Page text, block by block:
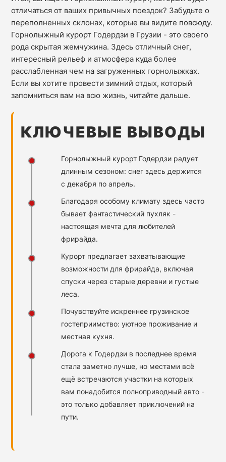
отличаться от ваших привычных поездок? Забудьте о
переполненных склонах, которые вы видите повсюду.
Горнолыжный курорт Годердзи в Грузии - это своего
рода скрытая жемчужина. Здесь отличный снег,
интересный рельеф и атмосфера куда более
расслабленная чем на загруженных горнолыжках.
Если вы хотите провести зимний отдых, который
запомниться вам на всю жизнь, читайте дальше.
КЛЮЧЕВЫЕ ВЫВОДЫ
Горнолыжный курорт Годердзи радует
длинным сезоном: снег здесь держится
с декабря по апрель.
Благодаря особому климату здесь часто
бывает фантастический пухляк -
настоящая мечта для любителей
фрирайда.
Курорт предлагает захватывающие
возможности для фрирайда, включая
спуски через старые деревни и густые
леса.
Почувствуйте искреннее грузинское
гостеприимство: уютное проживание и
местная кухня.
Дорога к Годердзи в последнее время
стала заметно лучше, но местами всё
ещё встречаются участки на которых
вам понадобится полноприводный авто -
это только добавляет приключений на
пути.